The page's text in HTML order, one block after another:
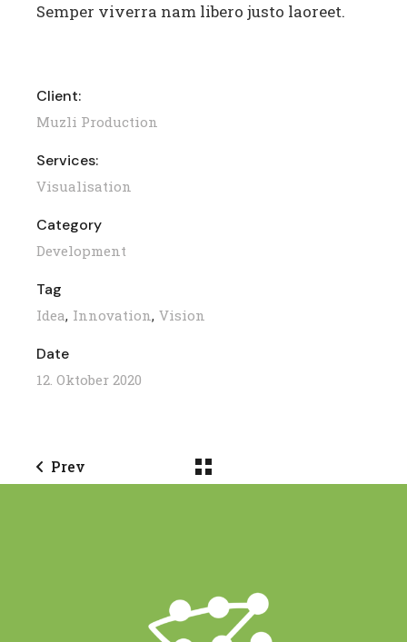
Semper viverra nam libero justo laoreet.
Client:
Muzli Production
Services:
Visualisation
Category
Development
Tag
Idea Innovation Vision
Date
12. Oktober 2020
Prev